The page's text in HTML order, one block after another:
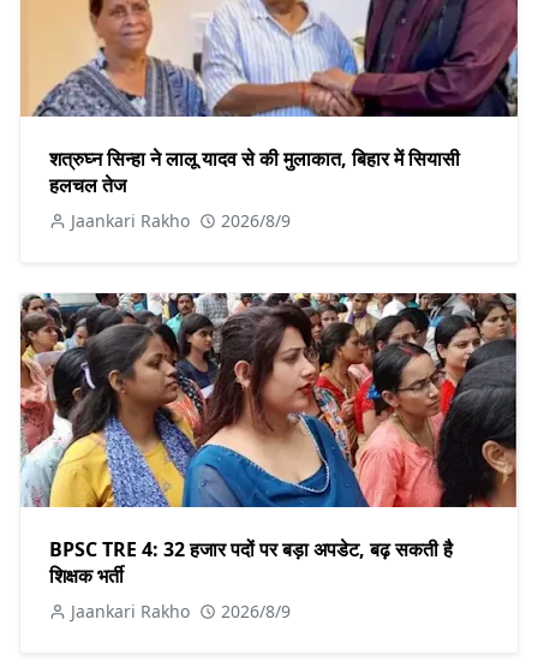
शत्रुघ्न सिन्हा ने लालू यादव से की मुलाकात, बिहार में सियासी
हलचल तेज
Jaankari Rakho 2026/8/9
BPSC TRE 4: 32 हजार पदों पर बड़ा अपडेट, बढ़ सकती है
शिक्षक भर्ती
Jaankari Rakho 2026/8/9